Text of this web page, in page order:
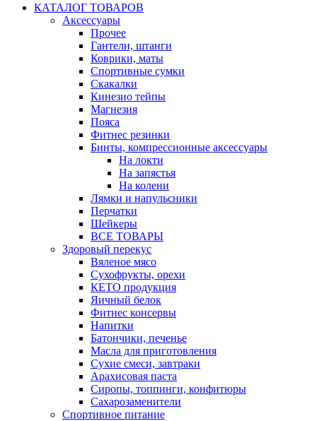
КАТАЛОГ ТОВАРОВ
Аксессуары
Прочее
Гантели, штанги
Коврики, маты
Спортивные сумки
Скакалки
Кинезио тейпы
Магнезия
Пояса
Фитнес резинки
Бинты, компрессионные аксессуары
На локти
На запястья
На колени
Лямки и напульсники
Перчатки
Шейкеры
ВСЕ ТОВАРЫ
Здоровый перекус
Вяленое мясо
Сухофрукты, орехи
КЕТО продукция
Яичный белок
Фитнес консервы
Напитки
Батончики, печенье
Масла для приготовления
Сухие смеси, завтраки
Арахисовая паста
Сиропы, топпинги, конфитюры
Сахарозаменители
Спортивное питание